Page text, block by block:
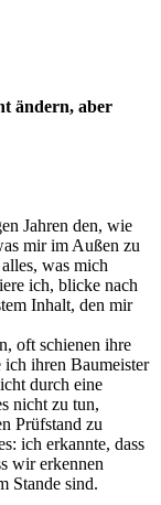
ändern, aber
Jahren den, wie
mir im Außen zu
was mich
ich, blicke nach
Inhalt, den mir
oft schienen ihre
ihren Baumeister
durch eine
nicht zu tun,
Prüfstand zu
ich erkannte, dass
wir erkennen
Stande sind.